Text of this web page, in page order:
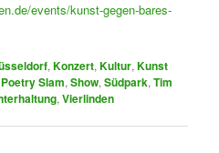
events/kunst-gegen-bares-
,Konzert,Kultur,Kunst
Poetry Slam,Show,Südpark,Tim
,Vierlinden